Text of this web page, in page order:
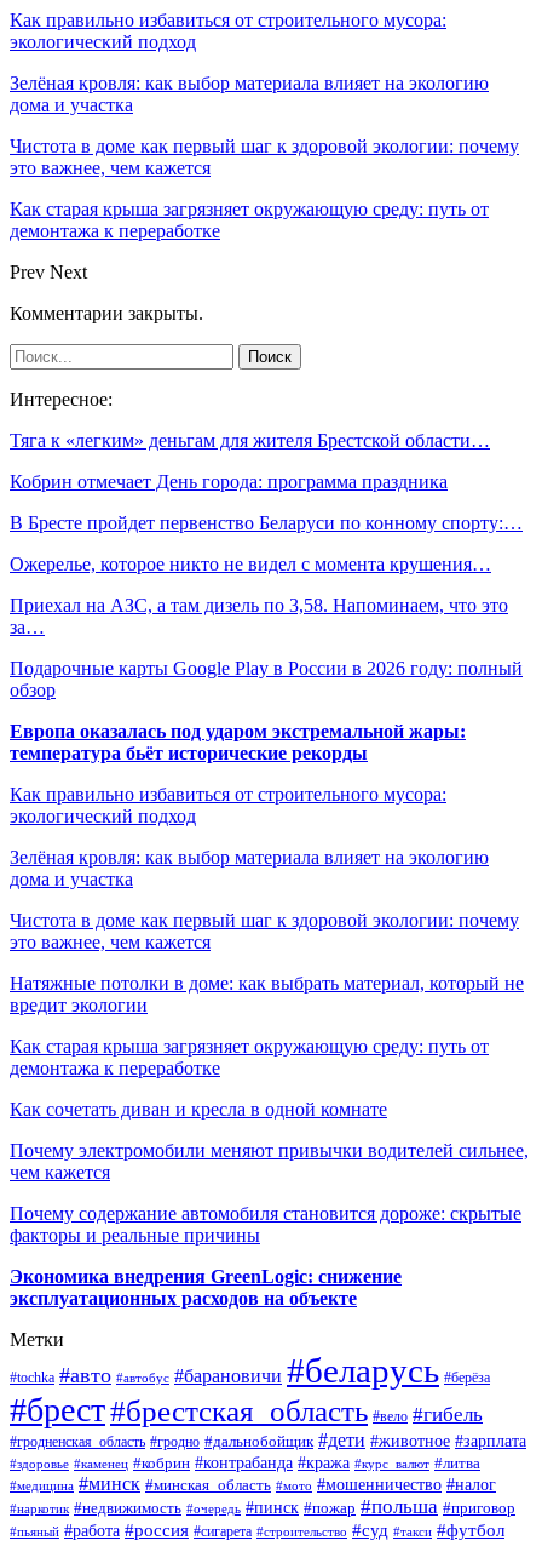
Как правильно избавиться от строительного мусора:
экологический подход
Зелёная кровля: как выбор материала влияет на экологию
дома и участка
Чистота в доме как первый шаг к здоровой экологии: почему
это важнее, чем кажется
Как старая крыша загрязняет окружающую среду: путь от
демонтажа к переработке
Prev Next
Комментарии закрыты.
Интересное:
Тяга к «легким» деньгам для жителя Брестской области…
Кобрин отмечает День города: программа праздника
В Бресте пройдет первенство Беларуси по конному спорту:…
Ожерелье, которое никто не видел с момента крушения…
Приехал на АЗС, а там дизель по 3,58. Напоминаем, что это
за…
Подарочные карты Google Play в России в 2026 году: полный
обзор
Европа оказалась под ударом экстремальной жары:
температура бьёт исторические рекорды
Как правильно избавиться от строительного мусора:
экологический подход
Зелёная кровля: как выбор материала влияет на экологию
дома и участка
Чистота в доме как первый шаг к здоровой экологии: почему
это важнее, чем кажется
Натяжные потолки в доме: как выбрать материал, который не
вредит экологии
Как старая крыша загрязняет окружающую среду: путь от
демонтажа к переработке
Как сочетать диван и кресла в одной комнате
Почему электромобили меняют привычки водителей сильнее,
чем кажется
Почему содержание автомобиля становится дороже: скрытые
факторы и реальные причины
Экономика внедрения GreenLogic: снижение
эксплуатационных расходов на объекте
Метки
#tochka #авто #автобус #барановичи #беларусь #берёза
#брест#брестская_область #вело #гибель
#гродненская_область #гродно #дальнобойщик #дети #животное #зарплата
#здоровье #каменец #кобрин #контрабанда #кража #курс_валют #литва
#медицина #минск #минская_область #мото #мошенничество #налог
#наркотик #недвижимость #очередь #пинск #пожар #польша #приговор
#пьяный #работа #россия #сигарета #строительство #суд #такси #футбол